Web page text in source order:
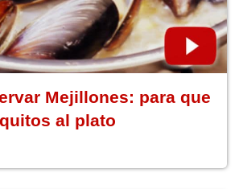
Mejillones: para que
al plato